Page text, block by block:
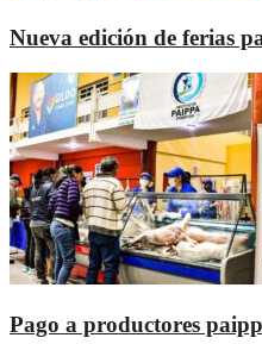
Nueva edición de ferias
Pago a productores